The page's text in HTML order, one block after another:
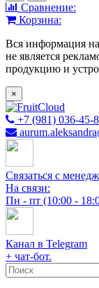
Сравнение:
Корзина:
Вся информация
не является
продукцию и
×
+7 (981) 036-45-
Связаться с
На связи:
Пн - пт (10:00 -
Канал в Telegram
+ чат-бот.